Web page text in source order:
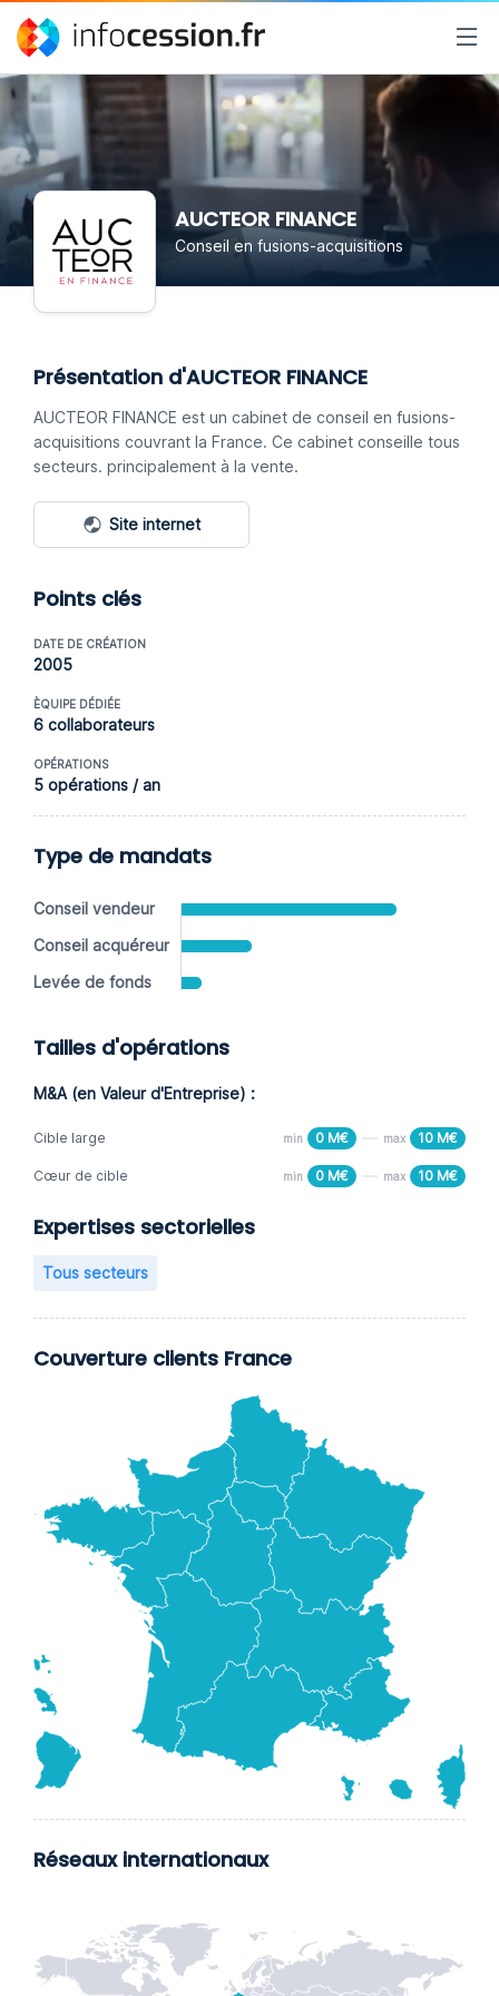
AUCTEOR FINANCE
Conseil en fusions-acquisitions
Présentation d'AUCTEOR FINANCE
AUCTEOR FINANCE est un cabinet de conseil en fusions-
acquisitions couvrant la France. Ce cabinet conseille tous
secteurs. principalement à la vente.
Site internet
Points clés
DATE DE CRÉATION
2005
ÈQUIPE DÉDIÉE
6 collaborateurs
OPÉRATIONS
5 opérations / an
Type de mandats
Conseil vendeur
Conseil acquéreur
Levée de fonds
Tailles d'opérations
M&A (en Valeur d'Entreprise) :
Cible large min 0 M€ max 10 M€
Cœur de cible min 0 M€ max 10 M€
Expertises sectorielles
Tous secteurs
Couverture clients France
Réseaux internationaux